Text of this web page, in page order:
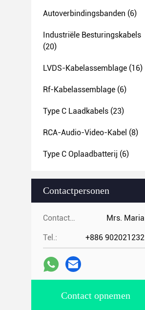
Autoverbindingsbanden (6)
Industriële Besturingskabels
(20)
LVDS-Kabelassemblage (16)
Rf-Kabelassemblage (6)
Type C Laadkabels (23)
RCA-Audio-Video-Kabel (8)
Type C Oplaadbatterij (6)
Contactpersonen
Contactpersonen: Mrs. Maria
Tel.: +886 902021232
Contact opnemen